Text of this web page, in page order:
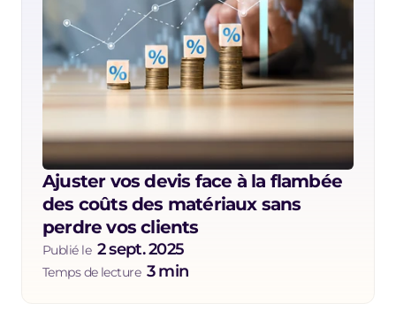
Ajuster vos devis face à la flambée
des coûts des matériaux sans
perdre vos clients
Publié le 2 sept. 2025
Temps de lecture 3 min